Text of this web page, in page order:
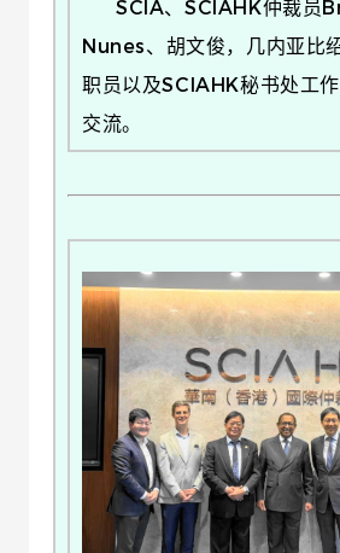
SCIA、SCIAHK仲裁员
Nunes、胡文俊，几内亚比
职员以及SCIAHK秘书处工
交流。